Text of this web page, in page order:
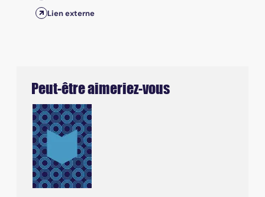
Lien externe
Peut-être aimeriez-vous